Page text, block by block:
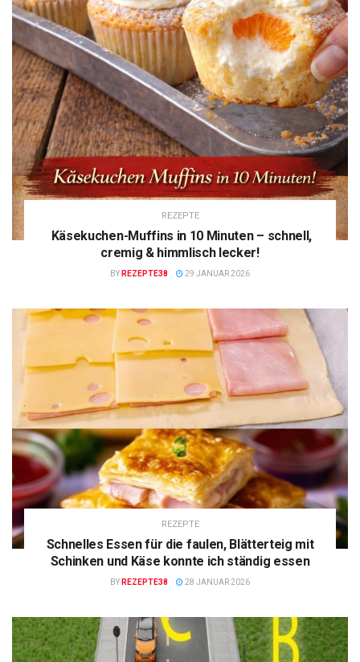
REZEPTE
Käsekuchen-Muffins in 10 Minuten – schnell,
cremig & himmlisch lecker!
BY REZEPTE38 29 JANUAR 2026
REZEPTE
Schnelles Essen für die faulen, Blätterteig mit
Schinken und Käse konnte ich ständig essen
BY REZEPTE38 28 JANUAR 2026